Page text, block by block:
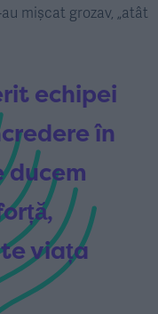
mișcat grozav, „atât
echipei
în
ducem
viața